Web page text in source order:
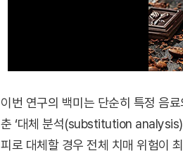
이번 연구의 백미는 단순히 특정 음
춘 ‘대체 분석(substitution
피로 대체할 경우 전체 치매 위험이